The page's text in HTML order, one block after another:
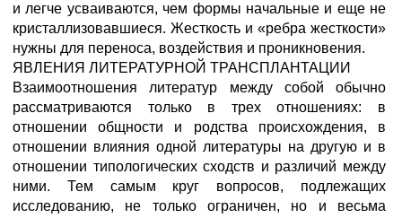
и легче усваиваются, чем формы начальные и еще не
кристаллизовавшиеся. Жесткость и «ребра жесткости»
нужны для переноса, воздействия и проникновения.
ЯВЛЕНИЯ ЛИТЕРАТУРНОЙ ТРАНСПЛАНТАЦИИ
Взаимоотношения литератур между собой обычно
рассматриваются только в трех отношениях: в
отношении общности и родства происхождения, в
отношении влияния одной литературы на другую и в
отношении типологических сходств и различий между
ними. Тем самым круг вопросов, подлежащих
исследованию, не только ограничен, но и весьма